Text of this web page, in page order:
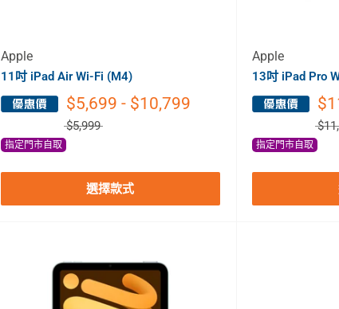
Apple
11吋 iPad Air Wi-Fi (M4)
$5,699 - $10,799
$5,999
指定門市自取
選擇款式
Apple
13吋 iPad Pro
指定門市自取